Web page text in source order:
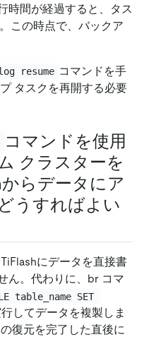
時間が経過すると、タス
この時点で、バックア
resume コマンドを手
タスクを再開する必要
コマンドを使用
クラスターを
らデータにア
うすればよい
にデータを直接書
ん。代わりに、br コマ
table_name SET
してデータを複製しま
復元を完了した直後に